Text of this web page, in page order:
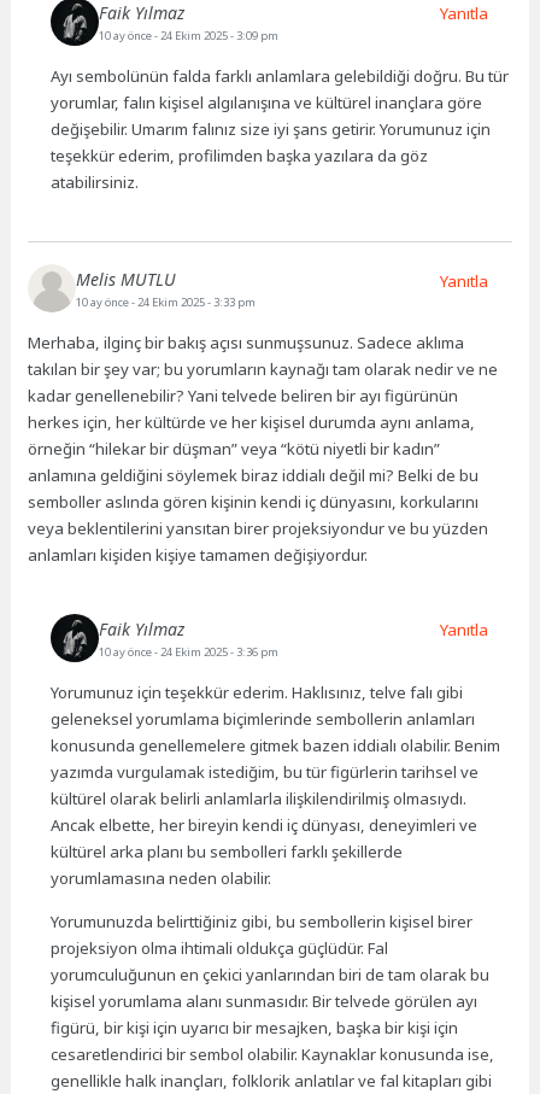
Faik Yılmaz
10 ay önce- 24 Ekim 2025 - 3:09 pm
Ayı sembolünün falda farklı anlamlara gelebildiği doğru. Bu tür
yorumlar, falın kişisel algılanışına ve kültürel inançlara göre
değişebilir. Umarım falınız size iyi şans getirir. Yorumunuz için
teşekkür ederim, profilimden başka yazılara da göz
atabilirsiniz.
Yanıtla
Melis MUTLU
10 ay önce- 24 Ekim 2025 - 3:33 pm
Merhaba, ilginç bir bakış açısı sunmuşsunuz. Sadece aklıma
takılan bir şey var; bu yorumların kaynağı tam olarak nedir ve ne
kadar genellenebilir? Yani telvede beliren bir ayı figürünün
herkes için, her kültürde ve her kişisel durumda aynı anlama,
örneğin “hilekar bir düşman” veya “kötü niyetli bir kadın”
anlamına geldiğini söylemek biraz iddialı değil mi? Belki de bu
semboller aslında gören kişinin kendi iç dünyasını, korkularını
veya beklentilerini yansıtan birer projeksiyondur ve bu yüzden
anlamları kişiden kişiye tamamen değişiyordur.
Yanıtla
Faik Yılmaz
10 ay önce- 24 Ekim 2025 - 3:36 pm
Yorumunuz için teşekkür ederim. Haklısınız, telve falı gibi
geleneksel yorumlama biçimlerinde sembollerin anlamları
konusunda genellemelere gitmek bazen iddialı olabilir. Benim
yazımda vurgulamak istediğim, bu tür figürlerin tarihsel ve
kültürel olarak belirli anlamlarla ilişkilendirilmiş olmasıydı.
Ancak elbette, her bireyin kendi iç dünyası, deneyimleri ve
kültürel arka planı bu sembolleri farklı şekillerde
yorumlamasına neden olabilir.
Yorumunuzda belirttiğiniz gibi, bu sembollerin kişisel birer
projeksiyon olma ihtimali oldukça güçlüdür. Fal
yorumculuğunun en çekici yanlarından biri de tam olarak bu
kişisel yorumlama alanı sunmasıdır. Bir telvede görülen ayı
figürü, bir kişi için uyarıcı bir mesajken, başka bir kişi için
cesaretlendirici bir sembol olabilir. Kaynaklar konusunda ise,
genellikle halk inançları, folklorik anlatılar ve fal kitapları gibi
Yanıtla